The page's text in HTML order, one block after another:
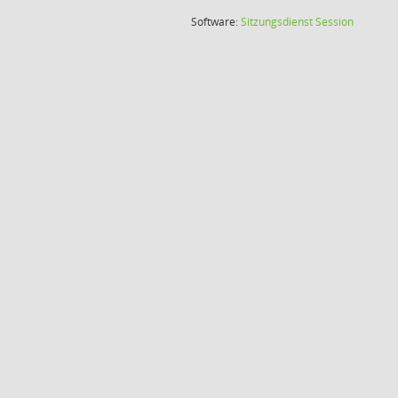
Software:SitzungsdienstSession(Wird in